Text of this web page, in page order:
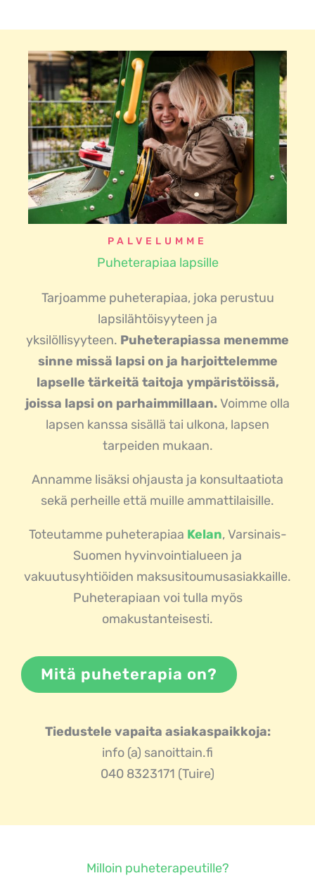
PALVELUMME
Puheterapiaa lapsille
Tarjoamme puheterapiaa, joka perustuu
lapsilähtöisyyteen ja
yksilöllisyyteen. Puheterapiassa menemme
sinne missä lapsi on ja harjoittelemme
lapselle tärkeitä taitoja ympäristöissä,
joissa lapsi on parhaimmillaan. Voimme olla
lapsen kanssa sisällä tai ulkona, lapsen
tarpeiden mukaan.
Annamme lisäksi ohjausta ja konsultaatiota
sekä perheille että muille ammattilaisille.
Toteutamme puheterapiaa Kelan, Varsinais-
Suomen hyvinvointialueen ja
vakuutusyhtiöiden maksusitoumusasiakkaille.
Puheterapiaan voi tulla myös
omakustanteisesti.
Mitä puheterapia on?
Tiedustele vapaita asiakaspaikkoja:
info (a) sanoittain.fi
040 8323171 (Tuire)
Milloin puheterapeutille?